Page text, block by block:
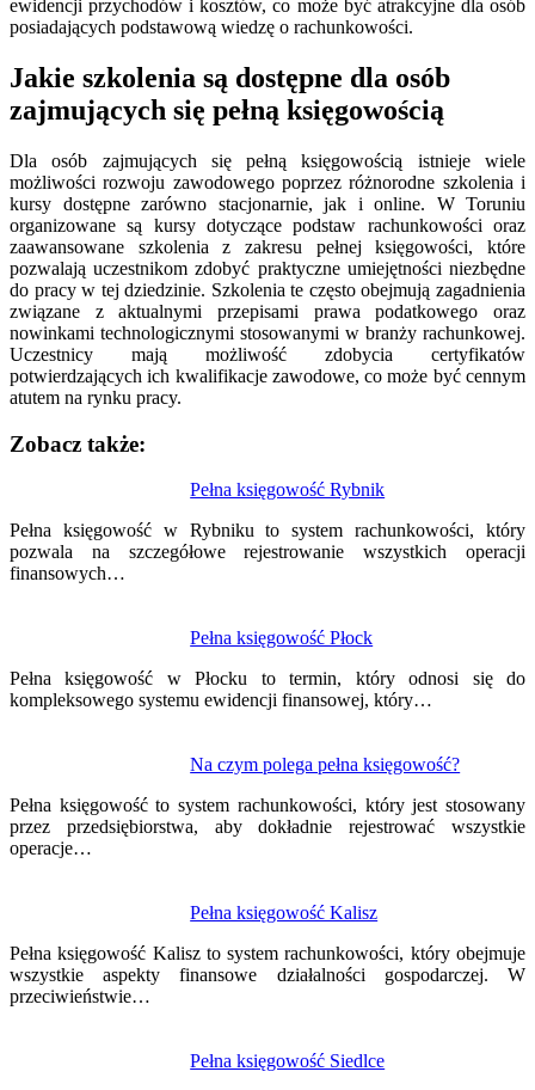
ewidencji przychodów i kosztów, co może być atrakcyjne dla osób
posiadających podstawową wiedzę o rachunkowości.
Jakie szkolenia są dostępne dla osób
zajmujących się pełną księgowością
Dla osób zajmujących się pełną księgowością istnieje wiele
możliwości rozwoju zawodowego poprzez różnorodne szkolenia i
kursy dostępne zarówno stacjonarnie, jak i online. W Toruniu
organizowane są kursy dotyczące podstaw rachunkowości oraz
zaawansowane szkolenia z zakresu pełnej księgowości, które
pozwalają uczestnikom zdobyć praktyczne umiejętności niezbędne
do pracy w tej dziedzinie. Szkolenia te często obejmują zagadnienia
związane z aktualnymi przepisami prawa podatkowego oraz
nowinkami technologicznymi stosowanymi w branży rachunkowej.
Uczestnicy mają możliwość zdobycia certyfikatów
potwierdzających ich kwalifikacje zawodowe, co może być cennym
atutem na rynku pracy.
Zobacz także:
Pełna księgowość Rybnik
Pełna księgowość w Rybniku to system rachunkowości, który
pozwala na szczegółowe rejestrowanie wszystkich operacji
finansowych…
Pełna księgowość Płock
Pełna księgowość w Płocku to termin, który odnosi się do
kompleksowego systemu ewidencji finansowej, który…
Na czym polega pełna księgowość?
Pełna księgowość to system rachunkowości, który jest stosowany
przez przedsiębiorstwa, aby dokładnie rejestrować wszystkie
operacje…
Pełna księgowość Kalisz
Pełna księgowość Kalisz to system rachunkowości, który obejmuje
wszystkie aspekty finansowe działalności gospodarczej. W
przeciwieństwie…
Pełna księgowość Siedlce
wpisu